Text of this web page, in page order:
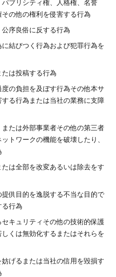
ブリシティ権、人格権、名誉
の他の権利を侵害する行為
序良俗に反する行為
結びつく行為および犯罪行為を
は投稿する行為
の負担を及ぼす行為その他本サ
る行為または当社の業務に支障
たは外部事業者その他の第三者
トワークの機能を破壊したり、
は全部を改変あるいは除去をす
供目的を逸脱する不当な目的で
る行為
キュリティその他の技術的保護
くは無効化するまたはそれらを
げるまたは当社の信用を毀損す